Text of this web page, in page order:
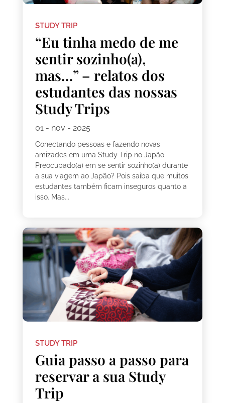
STUDY TRIP
“Eu tinha medo de me
sentir sozinho(a),
mas…” – relatos dos
estudantes das nossas
Study Trips
01 - nov - 2025
Conectando pessoas e fazendo novas
amizades em uma Study Trip no Japão
Preocupado(a) em se sentir sozinho(a) durante
a sua viagem ao Japão? Pois saiba que muitos
estudantes também ficam inseguros quanto a
isso. Mas...
STUDY TRIP
Guia passo a passo para
reservar a sua Study
Trip